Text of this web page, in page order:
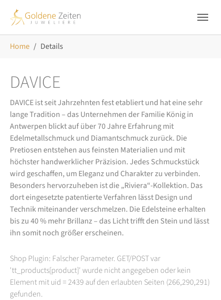
Home Details
DAVICE
DAVICE ist seit Jahrzehnten fest etabliert und hat eine sehr
lange Tradition – das Unternehmen der Familie König in
Antwerpen blickt auf über 70 Jahre Erfahrung mit
Edelmetallschmuck und Diamantschmuck zurück. Die
Pretiosen entstehen aus feinsten Materialien und mit
höchster handwerklicher Präzision. Jedes Schmuckstück
wird geschaffen, um Eleganz und Charakter zu verbinden.
Besonders hervorzuheben ist die „Riviera“-Kollektion. Das
dort eingesetzte patentierte Verfahren lässt Design und
Technik miteinander verschmelzen. Die Edelsteine erhalten
bis zu 40 % mehr Brillanz – das Licht trifft den Stein und lässt
ihn somit noch größer erscheinen.
Shop Plugin: Falscher Parameter. GET/POST var
'tt_products[product]' wurde nicht angegeben oder kein
Element mit uid = 2439 auf den erlaubten Seiten (266,290,291)
gefunden.